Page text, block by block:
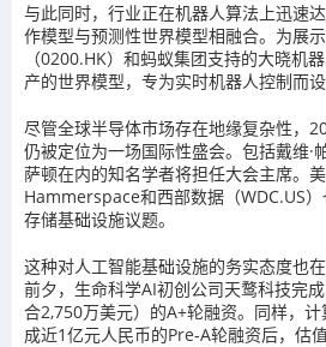
与此同时，行业正在机器人算法上迅速
作模型与预测性世界模型相融合。为展
（0200.HK）和蚂蚁集团支持的大晓机
产的世界模型，专为实时机器人控制而设
尽管全球半导体市场存在地缘复杂性，
仍被定位为一场国际性盛会。包括戴维·
萨顿在内的知名学者将担任大会主席。
Hammerspace和西部数据 （WDC.US
存储基础设施议题。
这种对人工智能基础设施的务实态度也
前夕，生命科学AI初创公司天鹜科技完
合2,750万美元）的A+轮融资。同样，计
成近1亿元人民币的Pre-A轮融资后，估